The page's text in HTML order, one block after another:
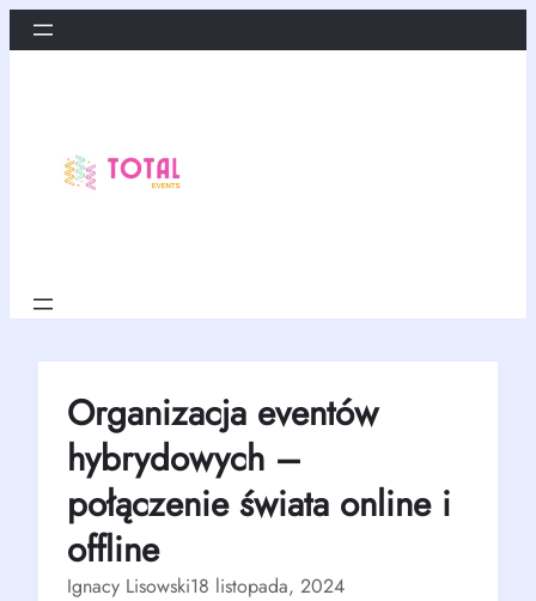
Przejdź
do
Organizacja eventów
hybrydowych –
połączenie świata online i
offline
Ignacy Lisowski18 listopada, 2024